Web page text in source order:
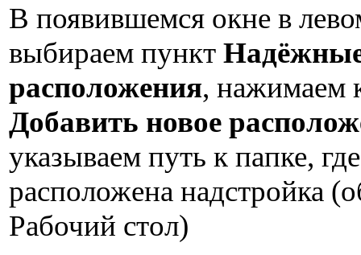
В появившемся окне в
выбираем пункт
расположения, нажимаем
Добавить новое
указываем путь к папке, где
расположена надстройка
Рабочий стол)